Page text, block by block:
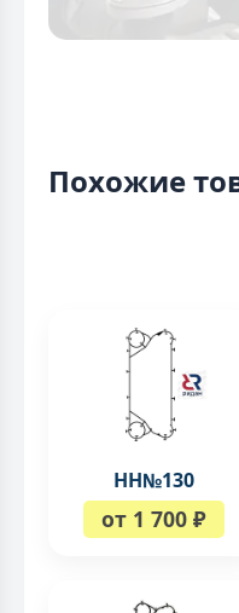
Похожие
НН№130
от 1 700 ₽